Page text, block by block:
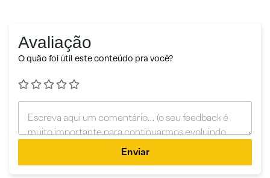
Avaliação
O quão foi útil este conteúdo pra você?
Enviar